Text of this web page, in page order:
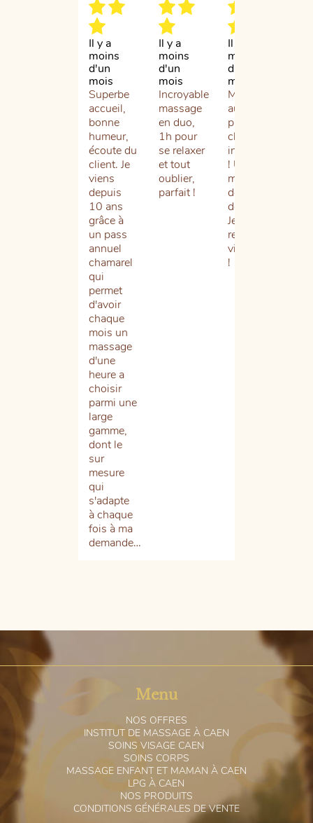
Il y a
moins
d'un
mois
Superbe
accueil,
bonne
humeur,
écoute du
client. Je
viens
depuis
10 ans
grâce à
un pass
annuel
chamarel
qui
permet
d'avoir
chaque
mois un
massage
d'une
heure a
choisir
parmi une
large
gamme,
dont le
sur
mesure
qui
s'adapte
à chaque
fois à ma
demande…
Il y a
moins
d'un
mois
Incroyable
massage
en duo,
1h pour
se relaxer
et tout
oublier,
parfait !
Il y a
moins
d'un
mois
Massage
aux
pierres
chaudes
incroyable
! Un vrai
moment
de
détente.
Je
recommande
vivement
!
Menu
NOS OFFRES
INSTITUT DE MASSAGE À CAEN
SOINS VISAGE CAEN
SOINS CORPS
MASSAGE ENFANT ET MAMAN À CAEN
LPG À CAEN
NOS PRODUITS
CONDITIONS GÉNÉRALES DE VENTE